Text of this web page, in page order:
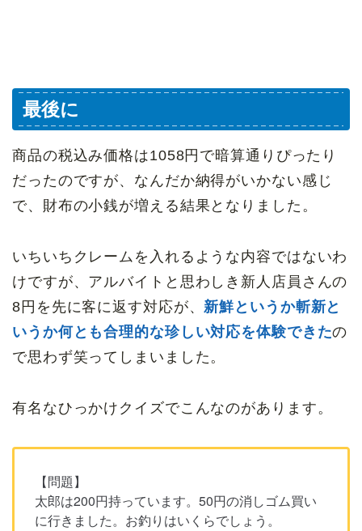
最後に
商品の税込み価格は1058円で暗算通りぴったり
だったのですが、なんだか納得がいかない感じ
で、財布の小銭が増える結果となりました。
いちいちクレームを入れるような内容ではないわ
けですが、アルバイトと思わしき新人店員さんの
8円を先に客に返す対応が、新鮮というか斬新と
いうか何とも合理的な珍しい対応を体験できたの
で思わず笑ってしまいました。
有名なひっかけクイズでこんなのがあります。
【問題】
太郎は200円持っています。50円の消しゴム買い
に行きました。お釣りはいくらでしょう。